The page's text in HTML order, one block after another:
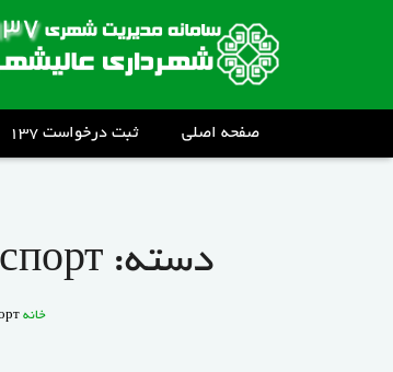
صفحه اصلی ثبت درخواست ۱۳۷
دسته:
خانه